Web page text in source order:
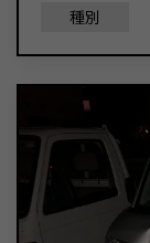
種別